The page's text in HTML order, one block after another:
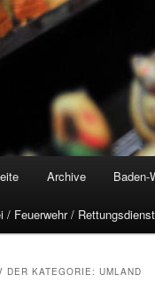
Archive Baden-
/ Feuerwehr /
DER KATEGORIE: UMLAND